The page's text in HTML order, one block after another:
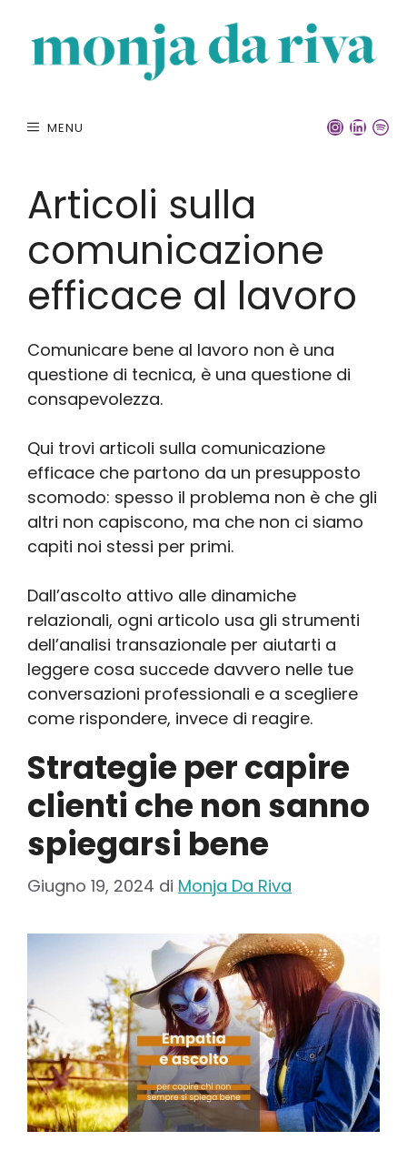
contenuto
MENU
Articoli sulla
comunicazione
efficace al lavoro
Comunicare bene al lavoro non è una
questione di tecnica, è una questione di
consapevolezza.
Qui trovi articoli sulla comunicazione
efficace che partono da un presupposto
scomodo: spesso il problema non è che gli
altri non capiscono, ma che non ci siamo
capiti noi stessi per primi.
Dall’ascolto attivo alle dinamiche
relazionali, ogni articolo usa gli strumenti
dell’analisi transazionale per aiutarti a
leggere cosa succede davvero nelle tue
conversazioni professionali e a scegliere
come rispondere, invece di reagire.
Strategie per capire
clienti che non sanno
spiegarsi bene
Giugno 19, 2024 di Monja Da Riva